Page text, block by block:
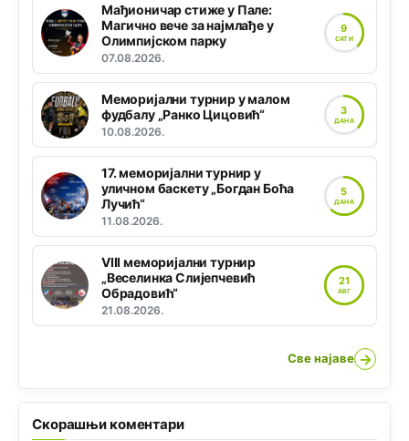
Мађионичар стиже у Пале:
Магично вече за најмлађе у
Олимпијском парку
07.08.2026.
9
САТИ
Меморијални турнир у малом
фудбалу „Ранко Цицовић“
10.08.2026.
3
ДАНА
17. меморијални турнир у
уличном баскету „Богдан Боћа
Лучић“
11.08.2026.
5
ДАНА
VIII меморијални турнир
„Веселинка Слијепчевић
Обрадовић“
21.08.2026.
21
АВГ
Све најаве →
Скорашњи коментари